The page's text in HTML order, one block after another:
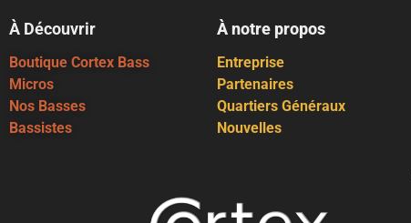
À Découvrir
Boutique Cortex Bass
Micros
Nos Basses
Bassistes
À notre propos
Entreprise
Partenaires
Quartiers Généraux
Nouvelles